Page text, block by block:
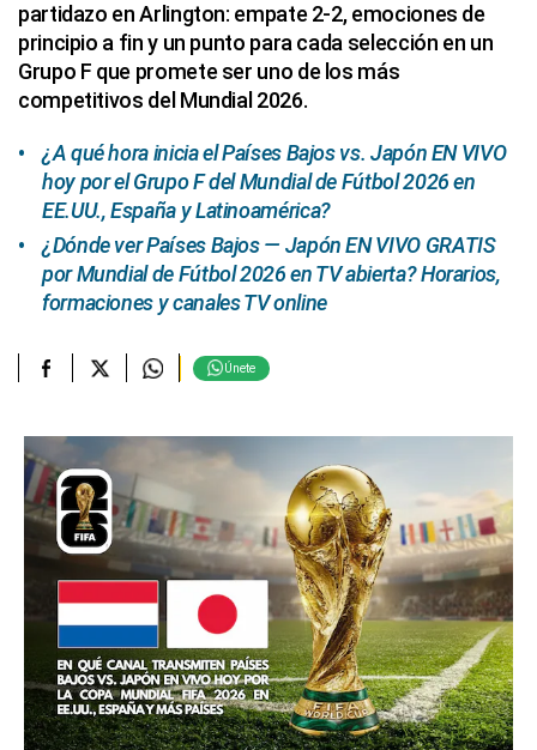
partidazo en Arlington: empate 2-2, emociones de
principio a fin y un punto para cada selección en un
Grupo F que promete ser uno de los más
competitivos del Mundial 2026.
¿A qué hora inicia el Países Bajos vs. Japón EN VIVO
hoy por el Grupo F del Mundial de Fútbol 2026 en
EE.UU., España y Latinoamérica?
¿Dónde ver Países Bajos — Japón EN VIVO GRATIS
por Mundial de Fútbol 2026 en TV abierta? Horarios,
formaciones y canales TV online
Únete